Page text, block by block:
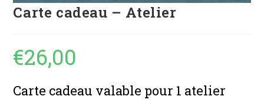
Carte cadeau – Atelier
€26,00
Carte cadeau valable pour 1 atelier